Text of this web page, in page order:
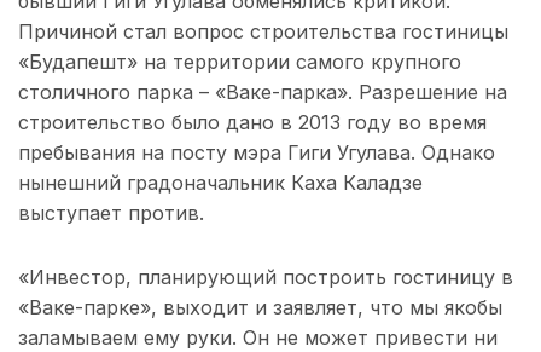
Причиной стал вопрос строительства гостиницы
«Будапешт» на территории самого крупного
столичного парка – «Ваке-парка». Разрешение на
строительство было дано в 2013 году во время
пребывания на посту мэра Гиги Угулава. Однако
нынешний градоначальник Каха Каладзе
выступает против.
«Инвестор, планирующий построить гостиницу в
«Ваке-парке», выходит и заявляет, что мы якобы
заламываем ему руки. Он не может привести ни